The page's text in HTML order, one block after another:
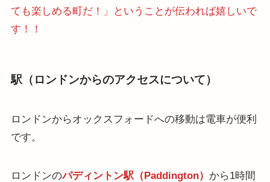
ても楽しめる町だ！」ということが伝われば嬉しいで
す！！
駅（ロンドンからのアクセスについて）
ロンドンからオックスフォードへの移動は電車が便利
です。
ロンドンのパディントン駅（Paddington） から1時間